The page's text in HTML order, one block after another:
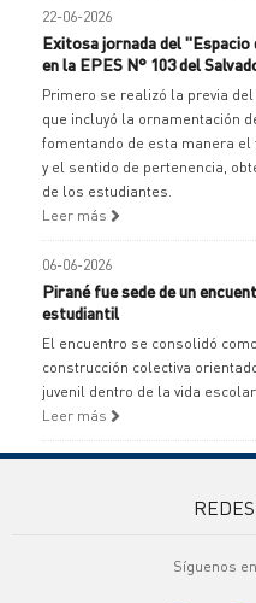
22-06-2026
Exitosa jornada del "Espacio
en la EPES N° 103 del
Primero se realizó la previa
que incluyó la ornamentación
fomentando de esta manera
y el sentido de pertenencia,
de los estudiantes.
Leer más
06-06-2026
Pirané fue sede de un
estudiantil
El encuentro se consolidó
construcción colectiva
juvenil dentro de la vida escolar.
Leer más
Síguenos